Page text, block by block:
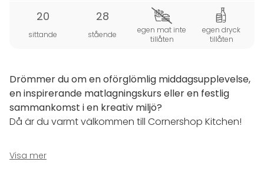
20
sittande
28
stående
egen mat inte
tillåten
egen dryck
tillåten
Drömmer du om en oförglömlig middagsupplevelse,
en inspirerande matlagningskurs eller en festlig
sammankomst i en kreativ miljö?
Då är du varmt välkommen till Cornershop Kitchen!
Här skapar vi rum för matrelaterade utforskningar i
olika former.
Visa mer